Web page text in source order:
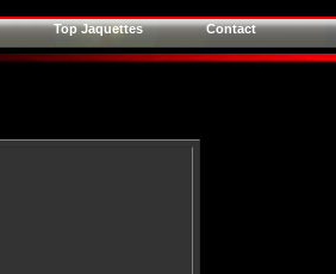
Top Jaquettes Contact